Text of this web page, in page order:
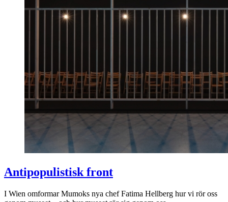
Antipopulistisk front
I Wien omformar Mumoks nya chef Fatima Hellberg hur vi rör oss